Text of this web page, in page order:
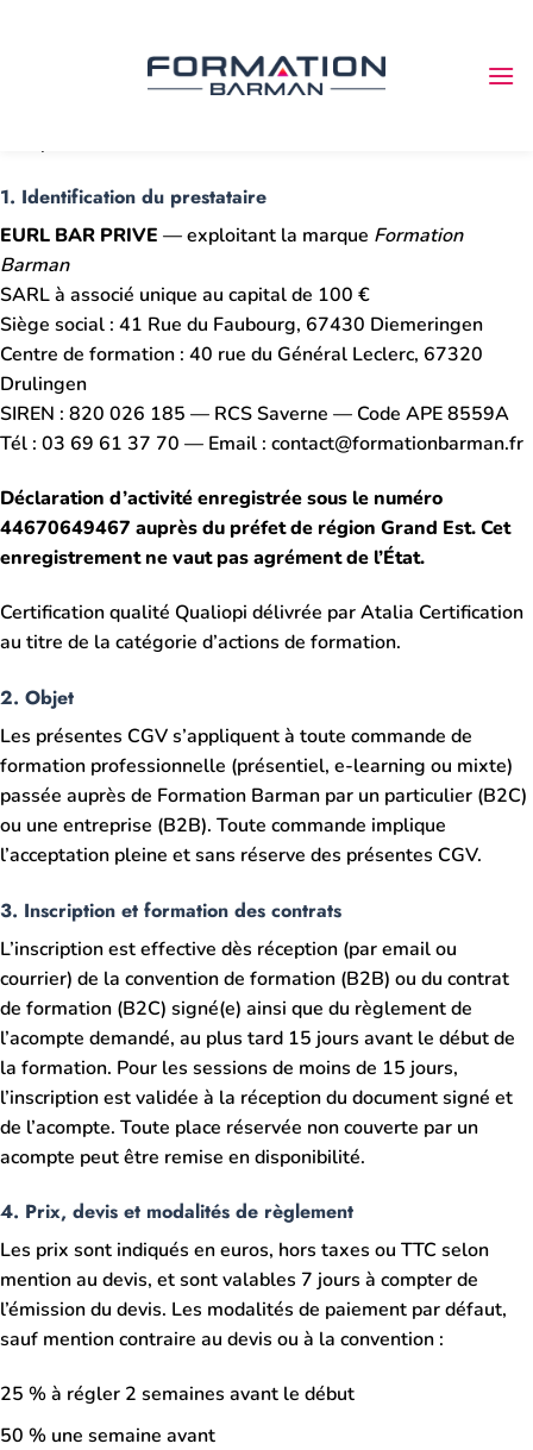
En vigueur au 1er mai 2026. Les présentes CGV régissent
1. Identification du prestataire
EURL BAR PRIVE — exploitant la marque Formation
Barman
SARL à associé unique au capital de 100 €
Siège social : 41 Rue du Faubourg, 67430 Diemeringen
Centre de formation : 40 rue du Général Leclerc, 67320
Drulingen
SIREN : 820 026 185 — RCS Saverne — Code APE 8559A
Tél : 03 69 61 37 70 — Email : contact@formationbarman.fr
Déclaration d’activité enregistrée sous le numéro
44670649467 auprès du préfet de région Grand Est. Cet
enregistrement ne vaut pas agrément de l’État.
Certification qualité Qualiopi délivrée par Atalia Certification
au titre de la catégorie d’actions de formation.
2. Objet
Les présentes CGV s’appliquent à toute commande de
formation professionnelle (présentiel, e-learning ou mixte)
passée auprès de Formation Barman par un particulier (B2C)
ou une entreprise (B2B). Toute commande implique
l’acceptation pleine et sans réserve des présentes CGV.
3. Inscription et formation des contrats
L’inscription est effective dès réception (par email ou
courrier) de la convention de formation (B2B) ou du contrat
de formation (B2C) signé(e) ainsi que du règlement de
l’acompte demandé, au plus tard 15 jours avant le début de
la formation. Pour les sessions de moins de 15 jours,
l’inscription est validée à la réception du document signé et
de l’acompte. Toute place réservée non couverte par un
acompte peut être remise en disponibilité.
4. Prix, devis et modalités de règlement
Les prix sont indiqués en euros, hors taxes ou TTC selon
mention au devis, et sont valables 7 jours à compter de
l’émission du devis. Les modalités de paiement par défaut,
sauf mention contraire au devis ou à la convention :
25 % à régler 2 semaines avant le début
50 % une semaine avant